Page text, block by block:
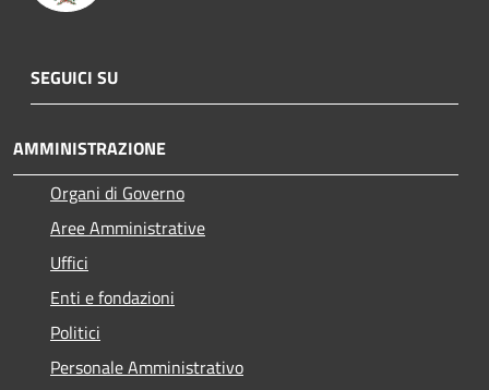
SEGUICI SU
AMMINISTRAZIONE
Organi di Governo
Aree Amministrative
Uffici
Enti e fondazioni
Politici
Personale Amministrativo